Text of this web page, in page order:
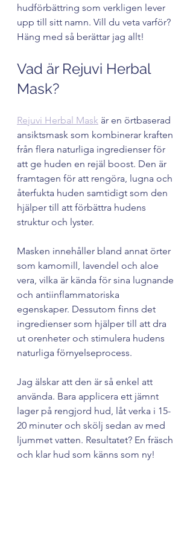
hudförbättring som verkligen lever
upp till sitt namn. Vill du veta varför?
Häng med så berättar jag allt!
Vad är Rejuvi Herbal
Mask?
Rejuvi Herbal Mask är en örtbaserad
ansiktsmask som kombinerar kraften
från flera naturliga ingredienser för
att ge huden en rejäl boost. Den är
framtagen för att rengöra, lugna och
återfukta huden samtidigt som den
hjälper till att förbättra hudens
struktur och lyster.
Masken innehåller bland annat örter
som kamomill, lavendel och aloe
vera, vilka är kända för sina lugnande
och antiinflammatoriska
egenskaper. Dessutom finns det
ingredienser som hjälper till att dra
ut orenheter och stimulera hudens
naturliga förnyelseprocess.
Jag älskar att den är så enkel att
använda. Bara applicera ett jämnt
lager på rengjord hud, låt verka i 15-
20 minuter och skölj sedan av med
ljummet vatten. Resultatet? En fräsch
och klar hud som känns som ny!